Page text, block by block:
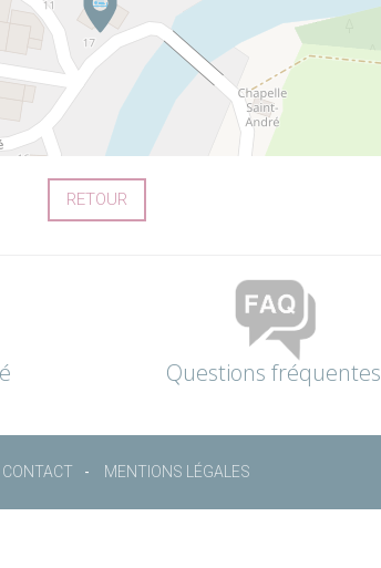
RETOUR
Questions fréquentes
CONTACT MENTIONS LÉGALES